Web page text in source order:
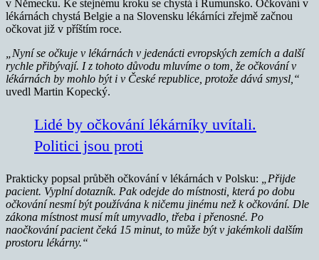
v Německu. Ke stejnému kroku se chystá i Rumunsko. Očkování v
lékárnách chystá Belgie a na Slovensku lékárníci zřejmě začnou
očkovat již v příštím roce.
„Nyní se očkuje v lékárnách v jedenácti evropských zemích a další
rychle přibývají. I z tohoto důvodu mluvíme o tom, že očkování v
lékárnách by mohlo být i v České republice, protože dává smysl,“
uvedl Martin Kopecký.
Lidé by očkování lékárníky uvítali.
Politici jsou proti
Prakticky popsal průběh očkování v lékárnách v Polsku:
„Přijde
pacient. Vyplní dotazník. Pak odejde do místnosti, která po dobu
očkování nesmí být používána k ničemu jinému než k očkování. Dle
zákona místnost musí mít umyvadlo, třeba i přenosné. Po
naočkování pacient čeká 15 minut, to může být v jakémkoli dalším
prostoru lékárny.“